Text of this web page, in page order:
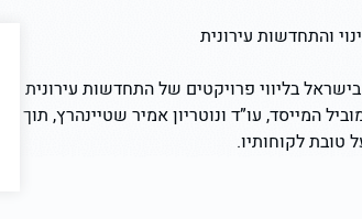
והתחדשות עירונית
בליווי פרויקטים של התחדשות עירונית
המייסד, עו”ד ונוטריון אמיר שטיינהרץ, תוך
לקוחותיו.